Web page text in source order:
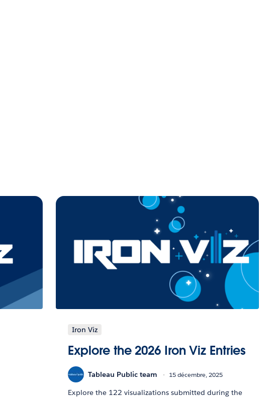
Iron Viz
Explore the 2026 Iron Viz Entries
Tableau Public team 15 décembre, 2025
Explore the 122 visualizations submitted during the